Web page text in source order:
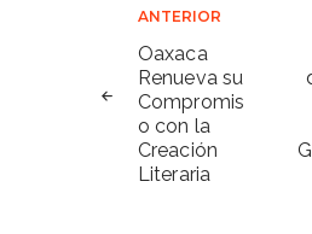
Navegación
de
entradas
ANTERIOR
Oaxaca
Renueva su
Compromis
o con la
Creación
Literaria